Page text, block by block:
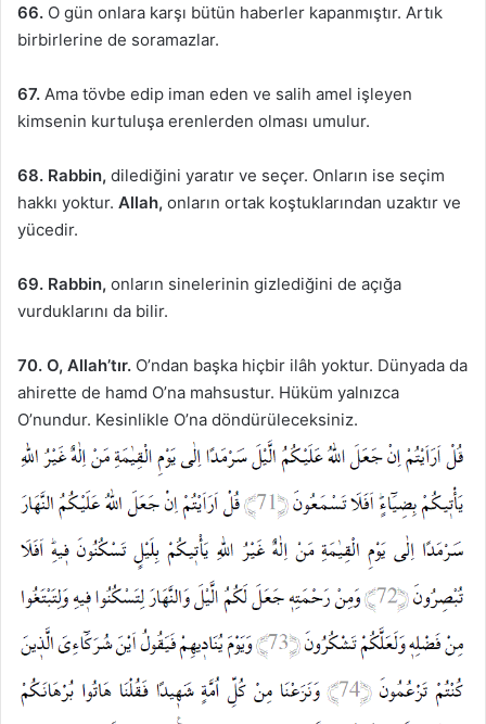
66. O gün onlara karşı bütün haberler kapanmıştır. Artık
birbirlerine de soramazlar.
67. Ama tövbe edip iman eden ve salih amel işleyen
kimsenin kurtuluşa erenlerden olması umulur.
68. Rabbin, dilediğini yaratır ve seçer. Onların ise seçim
hakkı yoktur. Allah, onların ortak koştuklarından uzaktır ve
yücedir.
69. Rabbin, onların sinelerinin gizlediğini de açığa
vurduklarını da bilir.
70. O, Allah’tır. O’ndan başka hiçbir ilâh yoktur. Dünyada da
ahirette de hamd O’na mahsustur. Hüküm yalnızca
O’nundur. Kesinlikle O’na döndürüleceksiniz.